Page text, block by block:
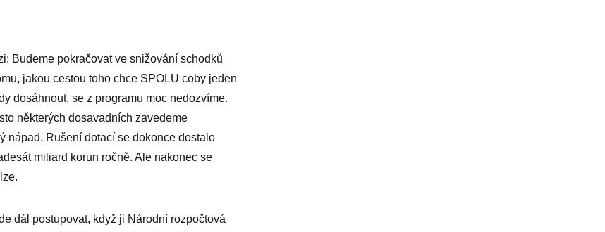
Budeme pokračovat ve snižování schodků
jakou cestou toho chce SPOLU coby jeden
dosáhnout, se z programu moc nedozvíme.
některých dosavadních zavedeme
nápad. Rušení dotací se dokonce dostalo
miliard korun ročně. Ale nakonec se
dál postupovat, když ji Národní rozpočtová